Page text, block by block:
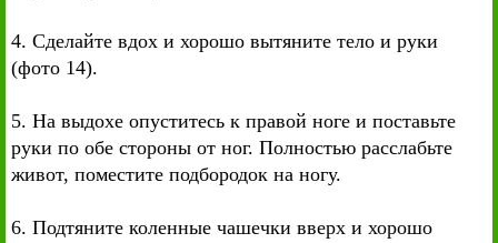
4. Сделайте вдох и хорошо вытяните тело и руки
(фото 14).
5. На выдохе опуститесь к правой ноге и поставьте
руки по обе стороны от ног. Полностью расслабьте
живот, поместите подбородок на ногу.
6. Подтяните коленные чашечки вверх и хорошо